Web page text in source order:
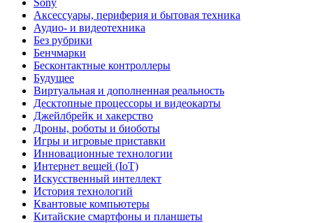
Аксессуары, периферия и бытовая техника
Аудио- и видеотехника
Без рубрики
Бенчмарки
Бесконтактные контроллеры
Будущее
Виртуальная и дополненная реальность
Десктопные процессоры и видеокарты
Джейлбрейк и хакерство
Дроны, роботы и биоботы
Игры и игровые приставки
Инновационные технологии
Интернет вещей (IoT)
Искусственный интеллект
История технологий
Квантовые компьютеры
Китайские смартфоны и планшеты